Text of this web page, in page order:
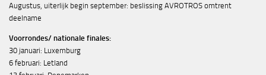
Augustus, uiterlijk begin september: beslissing AVROTROS omtrent
deelname
Voorrondes/ nationale finales:
30 januari: Luxemburg
6 februari: Letland